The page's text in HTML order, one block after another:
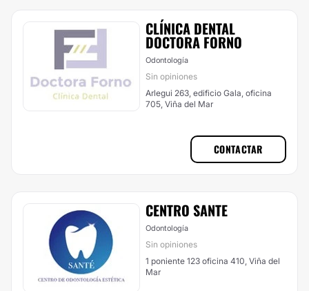
CLÍNICA DENTAL
DOCTORA FORNO
Odontología
Sin opiniones
Arlegui 263, edificio Gala, oficina
705, Viña del Mar
CONTACTAR
CENTRO SANTE
Odontología
Sin opiniones
1 poniente 123 oficina 410, Viña del
Mar